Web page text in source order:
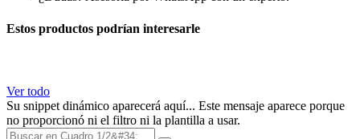
Estos productos podrían interesarle
Ver todo
Su snippet dinámico aparecerá aquí... Este mensaje aparece porque
no proporcionó ni el filtro ni la plantilla a usar.